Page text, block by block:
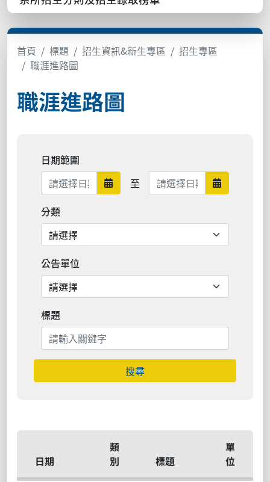
首頁 標題 招生資訊&新生專區
招生專區
職涯進路圖
職涯進路圖
日期範圍
日期範圍開始
至 日期範圍結束 日期範圍
分類
公告單位
標題
搜尋
日期
類
別
標題
單
位